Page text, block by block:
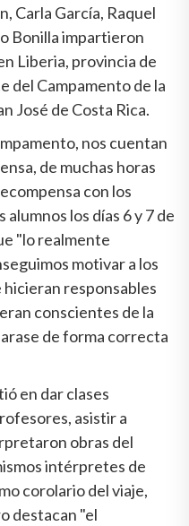
Carla García, Raquel
Bonilla impartieron
Liberia, provincia de
del Campamento de la
José de Costa Rica.
nos cuentan
de muchas horas
con los
los días 6 y 7 de
"lo realmente
motivar a los
responsables
conscientes de la
de forma correcta
en dar clases
asistir a
obras del
intérpretes de
corolario del viaje,
destacan "el